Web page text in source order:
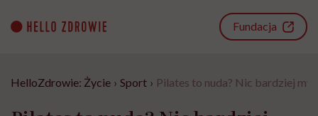
content
Fundacja
HelloZdrowie: Życie › Sport › Pilates to nuda? Nic bardziej